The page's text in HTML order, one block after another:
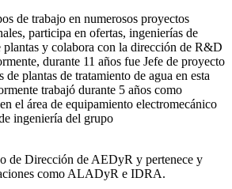
de trabajo en numerosos proyectos
participa en ofertas, ingenierías de
plantas y colabora con la dirección de R&D
durante 11 años fue Jefe de proyecto
de plantas de tratamiento de agua en esta
trabajó durante 5 años como
el área de equipamiento electromecánico
ingeniería del grupo
de Dirección de AEDyR y pertenece y
como ALADyR e IDRA.